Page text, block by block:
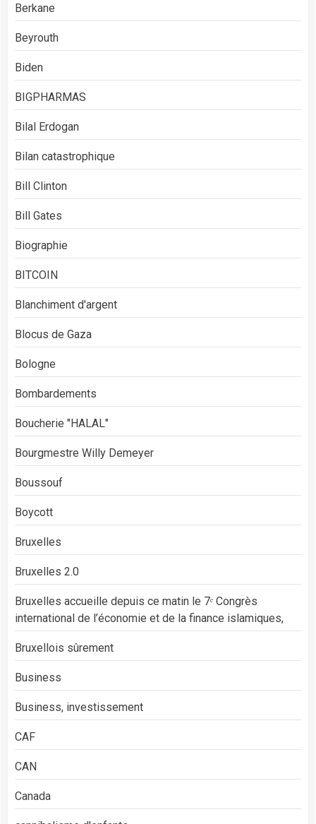
Berkane
Beyrouth
Biden
BIGPHARMAS
Bilal Erdogan
Bilan catastrophique
Bill Clinton
Bill Gates
Biographie
BITCOIN
Blanchiment d'argent
Blocus de Gaza
Bologne
Bombardements
Boucherie "HALAL"
Bourgmestre Willy Demeyer
Boussouf
Boycott
Bruxelles
Bruxelles 2.0
Bruxelles accueille depuis ce matin le 7ᵉ Congrès
international de l’économie et de la finance islamiques,
Bruxellois sûrement
Business
Business, investissement
CAF
CAN
Canada